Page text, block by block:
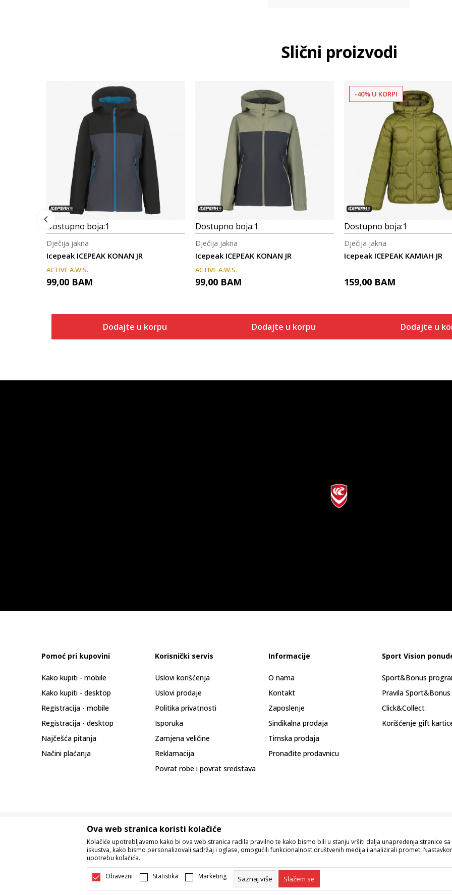
Slični proizvodi
Dostupno boja:1
Icepeak ICEPEAK KONAN JR
Dječija jakna
ACTIVE A.W.S.
99,00 BAM
Dodajte u korpu
Dostupno boja:1
Icepeak ICEPEAK KONAN JR
Dječija jakna
ACTIVE A.W.S.
99,00 BAM
Dodajte u korpu
-40% U KORPI
Dostupno boja:1
Icepeak ICEPEAK KAMIAH JR
Dječija jakna
159,00 BAM
Dodajte u
Pomoć pri kupovini
Kako kupiti - mobile
Kako kupiti - desktop
Registracija - mobile
Registracija - desktop
Najčešća pitanja
Načini plaćanja
Korisnički servis
Uslovi korišćenja
Uslovi prodaje
Politika privatnosti
Isporuka
Zamjena veličine
Reklamacija
Povrat robe i povrat sredstava
Informacije
O nama
Kontakt
Zaposlenje
Sindikalna prodaja
Timska prodaja
Pronađite prodavnicu
Sport Vision
Sport&Bonus
Pravila
Click&Collect
Korišćenje gift
Nastojimo da budemo što precizniji u opisu proizvoda, prikazu slika i samih cijena, ali ne možemo garantovati da su
Svi artikli prikazani na sajtu su dio naše ponude i ne podrazumijeva da su dostupni u svakom trenutku.
©2026www.sportvision.ba, IzradaNB SOFT. Sva prava zadržana.
Ova web stranica koristi kolačiće
Kolačiće upotrebljavamo kako bi ova web stranica radila pravilno te kako bismo bili u stanju vršiti dalja unapređenja stranice
iskustva, kako bismo personalizovali sadržaj i oglase, omogućili funkcionalnost društvenih medija i analizirali promet.
upotrebu kolačića.
Obavezni Statistika Marketing Saznaj više Slažem se